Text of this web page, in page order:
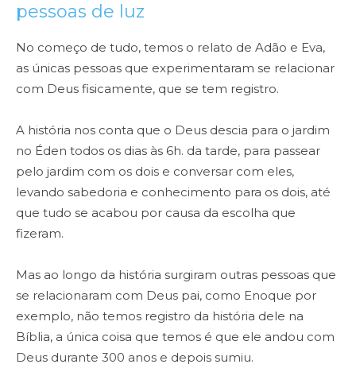
pessoas de luz
No começo de tudo, temos o relato de Adão e Eva,
as únicas pessoas que experimentaram se relacionar
com Deus fisicamente, que se tem registro.
A história nos conta que o Deus descia para o jardim
no Éden todos os dias às 6h. da tarde, para passear
pelo jardim com os dois e conversar com eles,
levando sabedoria e conhecimento para os dois, até
que tudo se acabou por causa da escolha que
fizeram.
Mas ao longo da história surgiram outras pessoas que
se relacionaram com Deus pai, como Enoque por
exemplo, não temos registro da história dele na
Bíblia, a única coisa que temos é que ele andou com
Deus durante 300 anos e depois sumiu.